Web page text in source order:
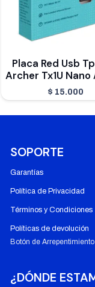
Placa Red Usb
Archer Tx1U
$ 15.000
SOPORTE
Garantías
Política de Privacidad
Términos y Condiciones
Políticas de devolución
Botón de Arrepentimiento
¿DÓNDE